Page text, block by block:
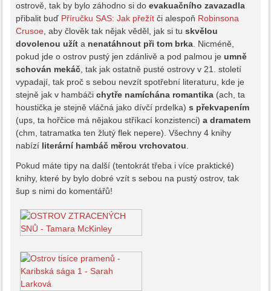
ostrově, tak by bylo záhodno si doevakuačního zavazadla
přibalit buď Příručku SAS: Jak přežít či alespoň Robinsona
Crusoe, aby člověk tak nějak věděl, jak si tuskvělou
dovolenou užít a nenatáhnout při tom brka. Nicméně,
pokud jde o ostrov pustý jen zdánlivě a pod palmou jeumně
schován mekáč, tak jak ostatně pusté ostrovy v 21. století
vypadají, tak proč s sebou nevzít spotřební literaturu, kde je
stejně jak v hambáčichytře namíchána romantika (ach, ta
houstička je stejně vláčná jako dívčí prdelka)s překvapením
(ups, ta hořčice má nějakou stříkací konzistenci)a dramatem
(chm, tatramatka ten žlutý flek nepere). Všechny 4 knihy
nabízí literární hambáč měrou vrchovatou.
Pokud máte tipy na další (tentokrát třeba i více praktické)
knihy, které by bylo dobré vzít s sebou na pustý ostrov, tak
šup s nimi do komentářů!